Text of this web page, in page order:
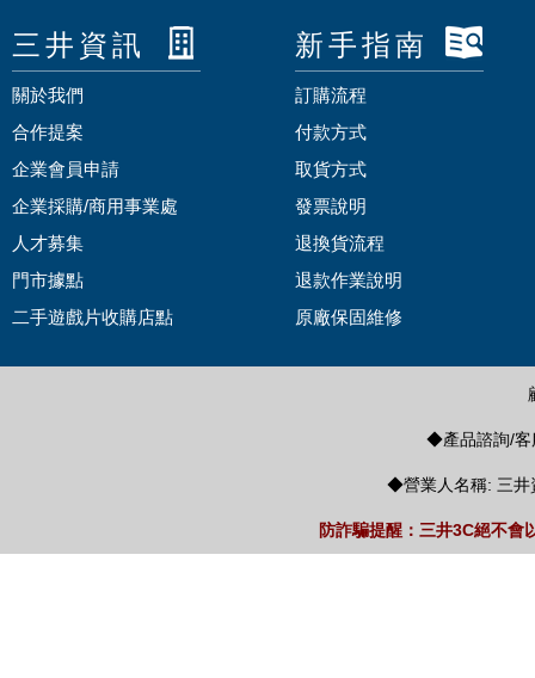
三井資訊
關於我們
合作提案
企業會員申請
企業採購/商用事業處
人才募集
門市據點
二手遊戲片收購店點
新手指南
訂購流程
付款方式
取貨方式
發票說明
退換貨流程
退款作業說明
原廠保固維修
◆產品諮詢/客
◆營業人名稱: 三井
防詐騙提醒：三井3C絕不會